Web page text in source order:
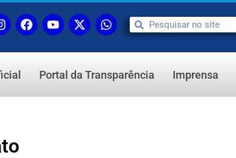
Portal da Transparência Imprensa